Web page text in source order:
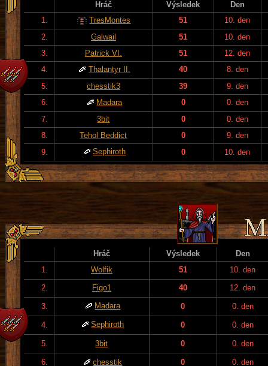
Hráč Výsledek
Den
1.
TresMontes 51
10. den
2.
Galwail 51
10. den
3.
Patrick VI. 51
12. den
4.
Thalantyr II. 40
8. den
5.
chesstik3 39
9. den
6.
Madara 0
0. den
7.
3bit 0
0. den
8.
Tehol Beddict 0
9. den
9.
Sephiroth 0 10. den
Hráč Výsledek
Den
1.
Wolfik 51
10. den
2.
Figo1 40 12. den
3. Madara 0 0. den
4. Sephiroth 0 0. den
5. 3bit 0 0. den
6. chesstik 0 0. den